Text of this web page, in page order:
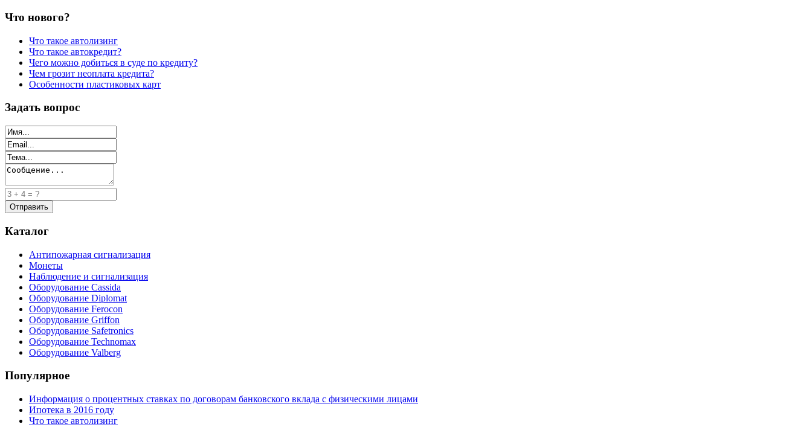
Что нового?
Что такое автолизинг
Что такое автокредит?
Чего можно добиться в суде по кредиту?
Чем грозит неоплата кредита?
Особенности пластиковых карт
Задать вопрос
Каталог
Антипожарная сигнализация
Монеты
Наблюдение и сигнализация
Оборудование Cassida
Оборудование Diplomat
Оборудование Ferocon
Оборудование Griffon
Оборудование Safetronics
Оборудование Technomax
Оборудование Valberg
Популярное
Информация о процентных ставках по договорам банковского вклада с физическими лицами
Ипотека в 2016 году
Что такое автолизинг